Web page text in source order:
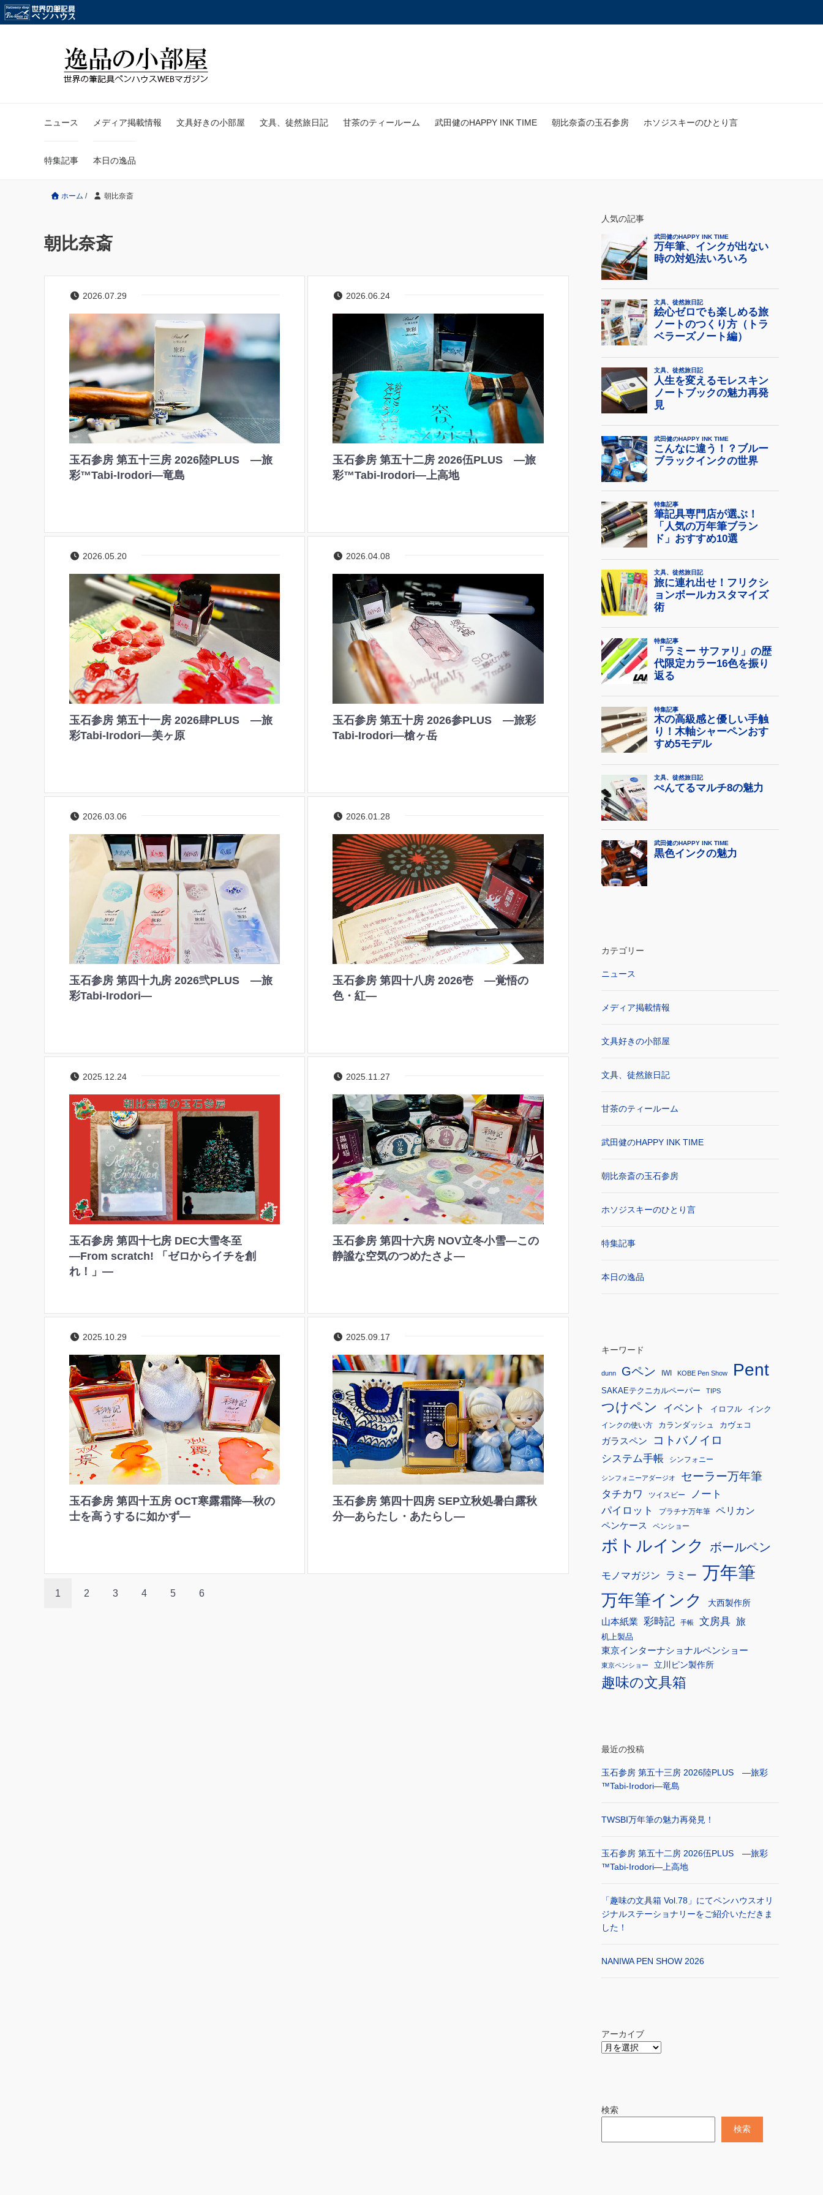
ニュース メディア掲載情報 文具好きの小部屋 文具、徒然旅日記 甘茶のティールーム 武田健のHAPPY INK TIME 朝比奈斎の玉石参房 ホソジスキーのひとり言
特集記事 本日の逸品
ホーム / 朝比奈斎
朝比奈斎
2026.07.29
玉石参房 第五十三房 2026陸PLUS ―旅
彩™Tabi-Irodori―竜島
2026.06.24
玉石参房 第五十二房 2026伍PLUS ―旅
彩™Tabi-Irodori―上高地
2026.05.20
玉石参房 第五十一房 2026肆PLUS ―旅
彩Tabi-Irodori―美ヶ原
2026.04.08
玉石参房 第五十房 2026参PLUS ―旅彩
Tabi-Irodori―槍ヶ岳
2026.03.06
玉石参房 第四十九房 2026弐PLUS ―旅
彩Tabi-Irodori―
2026.01.28
玉石参房 第四十八房 2026壱 ―覚悟の
色・紅―
2025.12.24
玉石参房 第四十七房 DEC大雪冬至
―From scratch! 「ゼロからイチを創
れ！」―
2025.11.27
玉石参房 第四十六房 NOV立冬小雪―この
静謐な空気のつめたさよ―
2025.10.29
玉石参房 第四十五房 OCT寒露霜降―秋の
士を高うするに如かず―
2025.09.17
玉石参房 第四十四房 SEP立秋処暑白露秋
分―あらたし・あたらし―
1 2 3 4 5 6
人気の記事
カテゴリー
ニュース
メディア掲載情報
文具好きの小部屋
文具、徒然旅日記
甘茶のティールーム
武田健のHAPPY INK TIME
朝比奈斎の玉石参房
ホソジスキーのひとり言
特集記事
本日の逸品
キーワード
dunn Gペン IWI KOBE Pen Show Pent
SAKAEテクニカルペーパー TIPS
つけペン イベント イロフル インク
インクの使い方 カランダッシュ カヴェコ
ガラスペン コトバノイロ
システム手帳 シンフォニー
シンフォニーアダージオ セーラー万年筆
タチカワ ツイスビー
ノート
パイロット
プラチナ万年筆 ペリカン
ペンケース ペンショー
ボトルインク ボールペン
モノマガジン ラミー 万年筆
万年筆インク
大西製作所
山本紙業
彩時記 手帳 文房具 旅
机上製品
東京インターナショナルペンショー
東京ペンショー 立川ピン製作所
趣味の文具箱
最近の投稿
玉石参房 第五十三房 2026陸PLUS ―旅彩
™Tabi-Irodori―竜島
TWSBI万年筆の魅力再発見！
玉石参房 第五十二房 2026伍PLUS ―旅彩
™Tabi-Irodori―上高地
「趣味の文具箱 Vol.78」にてペンハウスオリ
ジナルステーショナリーをご紹介いただきま
した！
NANIWA PEN SHOW 2026
アーカイブ
検索
検索